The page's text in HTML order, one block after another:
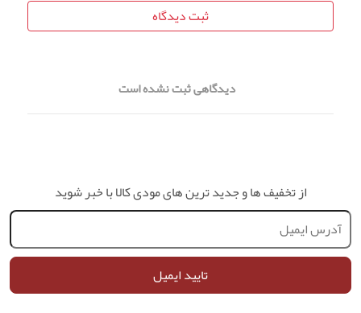
ثبت دیدگاه
دیدگاهی ثبت نشده است
از تخفیف ها و جدید ترین های مودی کالا با خبر شوید
تایید ایمیل